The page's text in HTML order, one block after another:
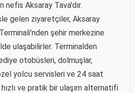
nefis Aksaray Tava'dır.
gelen ziyaretçiler, Aksaray
şehir merkezine
ulaşabilirler. Terminalden
otobüsleri, dolmuşlar,
yolcu servisleri ve 24 saat
ve pratik bir ulaşım alternatifi